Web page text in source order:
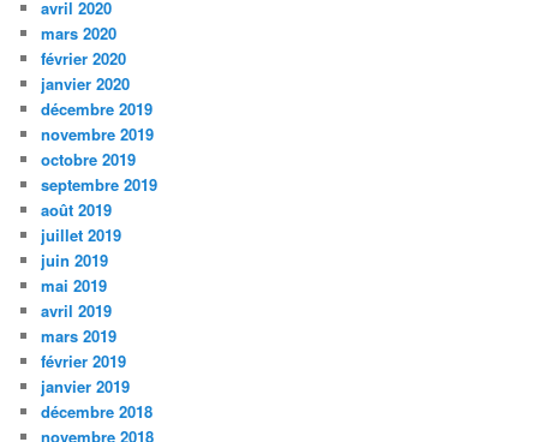
avril 2020
mars 2020
février 2020
janvier 2020
décembre 2019
novembre 2019
octobre 2019
septembre 2019
août 2019
juillet 2019
juin 2019
mai 2019
avril 2019
mars 2019
février 2019
janvier 2019
décembre 2018
novembre 2018